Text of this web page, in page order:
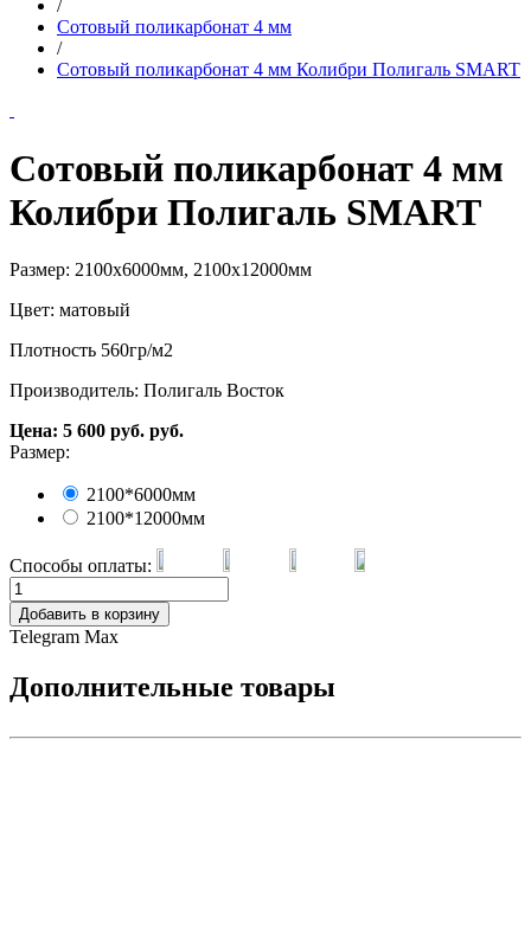
/
Сотовый поликарбонат 4 мм
/
Сотовый поликарбонат 4 мм Колибри Полигаль SMART
Сотовый поликарбонат 4 мм
Колибри Полигаль SMART
Размер: 2100х6000мм, 2100х12000мм
Цвет: матовый
Плотность 560гр/м2
Производитель: Полигаль Восток
Цена: 5 600 руб. руб.
Размер:
2100*6000мм
2100*12000мм
Способы оплаты:
Добавить в корзину
Telegram Max
Дополнительные товары